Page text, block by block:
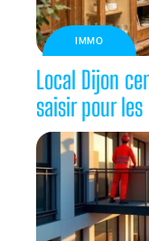
IMMO
Local Dijon
saisir pour